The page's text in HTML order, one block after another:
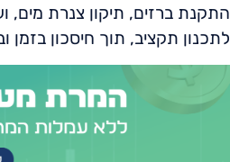
התקנת ברזים, תיקון צנרת מים,
לתכנון תקציב, תוך חיסכון